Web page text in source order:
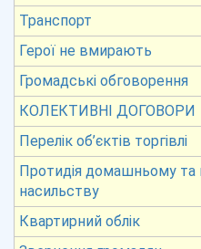
Транспорт
Герої не вмирають
Громадські обговорення
КОЛЕКТИВНІ ДОГОВОРИ
Перелік об’єктів торгівлі
Протидія домашньому та
насильству
Квартирний облік